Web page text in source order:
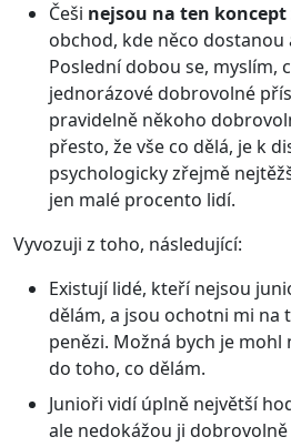
Češi nejsou na ten
obchod, kde něco dostanou
Poslední dobou se, myslím,
jednorázové dobrovolné
pravidelně někoho
přesto, že vše co dělá, je k
psychologicky zřejmě
jen malé procento lidí.
Vyvozuji z toho, následující:
Existují lidé, kteří nejsou
dělám, a jsou ochotni mi na
penězi. Možná bych je
do toho, co dělám.
Junioři vidí úplně největší
ale nedokážou ji